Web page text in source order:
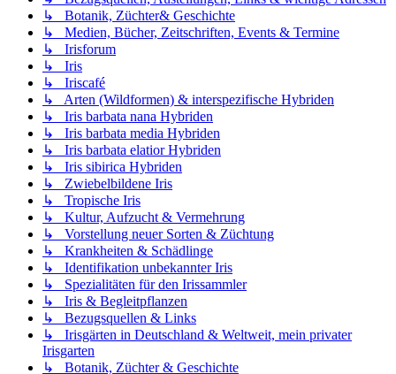
↳ Botanik, Züchter& Geschichte
↳ Medien, Bücher, Zeitschriften, Events & Termine
↳ Irisforum
↳ Iris
↳ Iriscafé
↳ Arten (Wildformen) & interspezifische Hybriden
↳ Iris barbata nana Hybriden
↳ Iris barbata media Hybriden
↳ Iris barbata elatior Hybriden
↳ Iris sibirica Hybriden
↳ Zwiebelbildene Iris
↳ Tropische Iris
↳ Kultur, Aufzucht & Vermehrung
↳ Vorstellung neuer Sorten & Züchtung
↳ Krankheiten & Schädlinge
↳ Identifikation unbekannter Iris
↳ Spezialitäten für den Irissammler
↳ Iris & Begleitpflanzen
↳ Bezugsquellen & Links
↳ Irisgärten in Deutschland & Weltweit, mein privater
Irisgarten
↳ Botanik, Züchter & Geschichte